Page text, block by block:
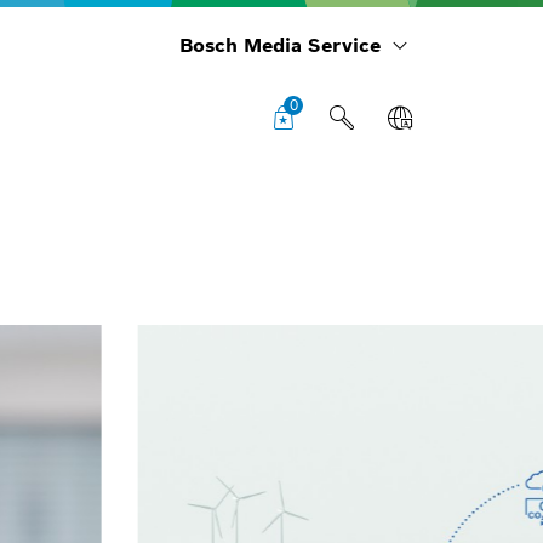
Bosch Media Service
0